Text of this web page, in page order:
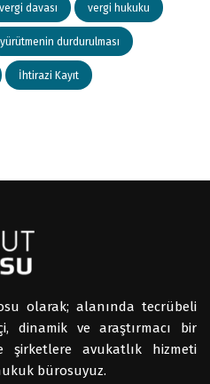
vergi davası vergi hukuku
yürütmenin durdurulması
İhtirazi Kayıt
olarak; alanında tecrübeli
dinamik ve araştırmacı bir
şirketlere avukatlık hizmeti
bürosuyuz.